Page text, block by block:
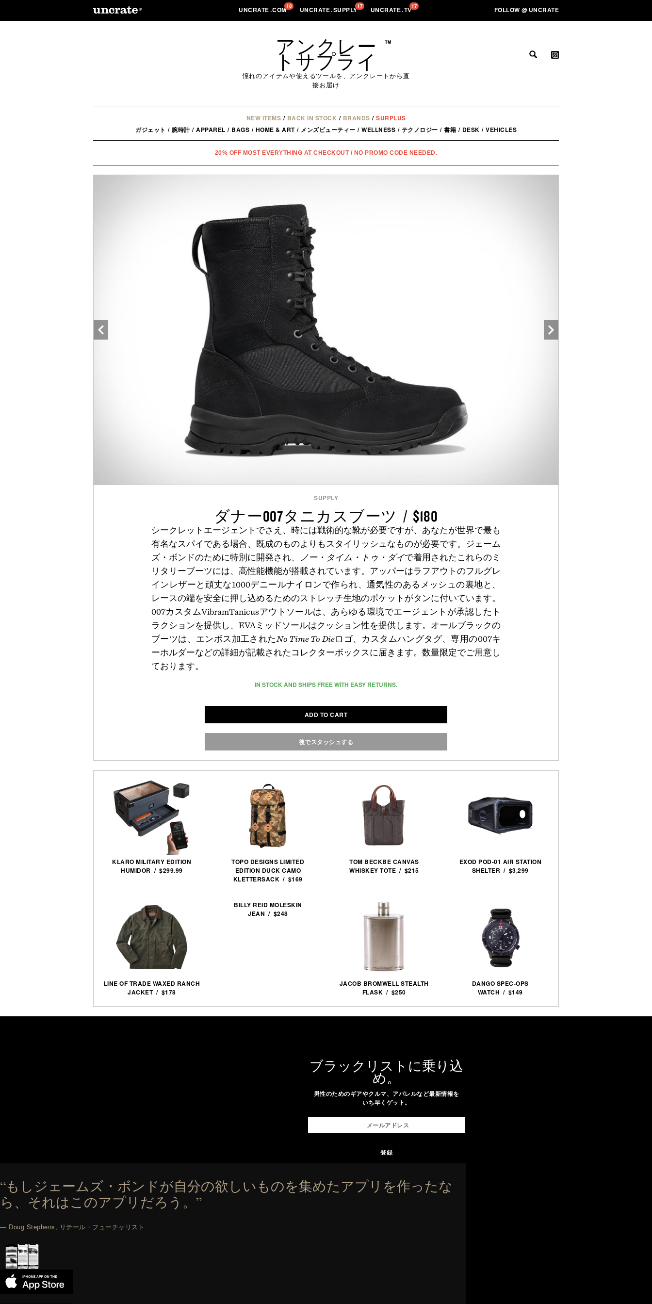
UNCRATE.COM18 UNCRATE.SUPPLY17 UNCRATE.TV17 FOLLOW @ UNCRATE
アンクレー
トサプライ
™
憧れのアイテムや使えるツールを、アンクレートから直
接お届け
NEW ITEMS / BACK IN STOCK / BRANDS / SURPLUS
ガジェット / 腕時計 / APPAREL / BAGS / HOME & ART / メンズビューティー / WELLNESS / テクノロジー / 書籍 / DESK / VEHICLES
20% OFF MOST EVERYTHING AT CHECKOUT / NO PROMO CODE NEEDED.
SUPPLY
ダナー007タニカスブーツ / $180
シークレットエージェントでさえ、時には戦術的な靴が必要ですが、あなたが世界で最も
有名なスパイである場合、既成のものよりもスタイリッシュなものが必要です。ジェーム
ズ・ボンドのために特別に開発され、
ノー・タイム・トゥ・ダイで着用されたこれらのミ
リタリーブーツには、高性能機能が搭載されています。アッパーはラフアウトのフルグレ
インレザーと頑丈な1000デニールナイロンで作られ、通気性のあるメッシュの裏地と、
レースの端を安全に押し込めるためのストレッチ生地のポケットがタンに付いています。
007カスタムVibramTanicusアウトソールは、あらゆる環境でエージェントが承認したト
ラクションを提供し、EVAミッドソールはクッション性を提供します。オールブラックの
ブーツは、エンボス加工されたNo Time To Dieロゴ、カスタムハングタグ、専用の007キ
ーホルダーなどの詳細が記載されたコレクターボックスに届きます。数量限定でご用意し
ております。
IN STOCK AND SHIPS FREE WITH EASY RETURNS.
ADD TO CART
後でスタッシュする
KLARO MILITARY EDITION
HUMIDOR / $299.99
TOPO DESIGNS LIMITED
EDITION DUCK CAMO
KLETTERSACK / $169
TOM BECKBE CANVAS
WHISKEY TOTE / $215
EXOD POD-01 AIR STATION
SHELTER / $3,299
LINE OF TRADE WAXED RANCH
JACKET / $178
BILLY REID MOLESKIN
JEAN / $248
JACOB BROMWELL STEALTH
FLASK / $250
DANGO SPEC-OPS
WATCH / $149
ブラックリストに乗り込
め。
男性のためのギアやクルマ、アパレルなど最新情報を
いち早くゲット。
“もしジェームズ・ボンドが自分の欲しいものを集めたアプリを作ったな
ら、それはこのアプリだろう。”
— Doug Stephens, リテール・フューチャリスト